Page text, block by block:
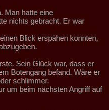
Man hatte eine
nichts gebracht. Er war
Blick erspähen konnten,
Sein Glück war, dass er
Botengang befand. Wäre er
schlimmer.
um beim nächsten Angriff auf